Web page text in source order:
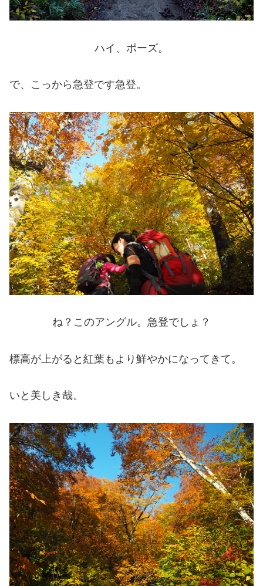
ハイ、ポーズ。
で、こっから急登です急登。
ね？このアングル。急登でしょ？
標高が上がると紅葉もより鮮やかになってきて。
いと美しき哉。